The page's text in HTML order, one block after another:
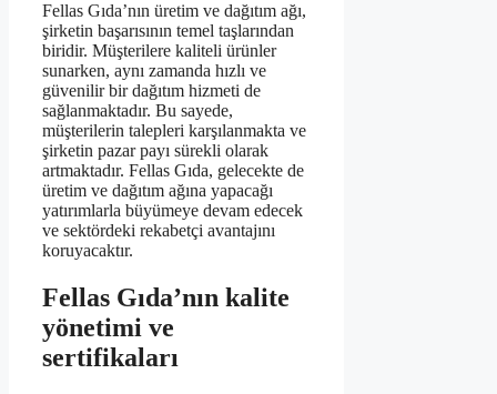
Fellas Gıda’nın üretim ve dağıtım ağı,
şirketin başarısının temel taşlarından
biridir. Müşterilere kaliteli ürünler
sunarken, aynı zamanda hızlı ve
güvenilir bir dağıtım hizmeti de
sağlanmaktadır. Bu sayede,
müşterilerin talepleri karşılanmakta ve
şirketin pazar payı sürekli olarak
artmaktadır. Fellas Gıda, gelecekte de
üretim ve dağıtım ağına yapacağı
yatırımlarla büyümeye devam edecek
ve sektördeki rekabetçi avantajını
koruyacaktır.
Fellas Gıda’nın kalite
yönetimi ve
sertifikaları